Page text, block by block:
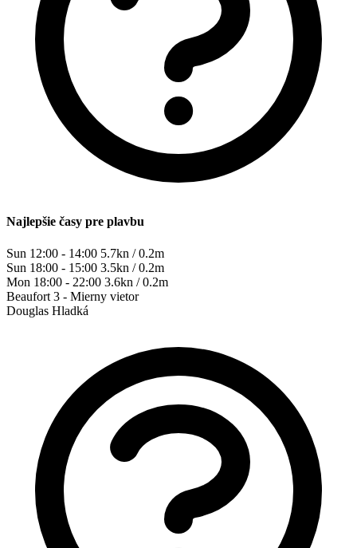
Najlepšie časy pre plavbu
Sun 12:00 - 14:00 5.7kn / 0.2m
Sun 18:00 - 15:00 3.5kn / 0.2m
Mon 18:00 - 22:00 3.6kn / 0.2m
Beaufort 3 - Mierny vietor
Douglas Hladká